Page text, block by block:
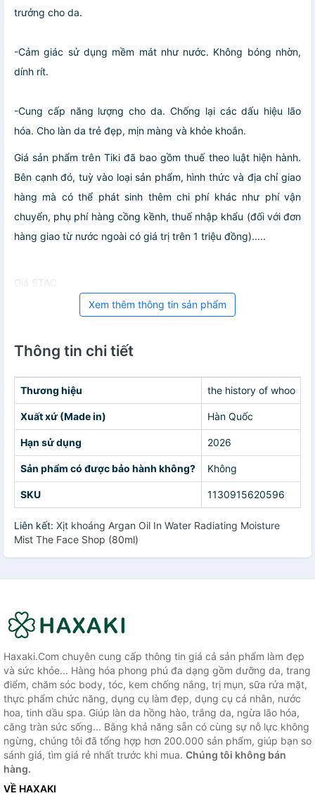
trưởng cho da.
-Cảm giác sử dụng mềm mát như nước. Không bóng nhờn,
dính rít.
-Cung cấp năng lượng cho da. Chống lại các dấu hiệu lão
hóa. Cho làn da trẻ đẹp, mịn màng và khỏe khoắn.
Giá sản phẩm trên Tiki đã bao gồm thuế theo luật hiện hành.
Bên cạnh đó, tuỳ vào loại sản phẩm, hình thức và địa chỉ giao
hàng mà có thể phát sinh thêm chi phí khác như phí vận
chuyển, phụ phí hàng cồng kềnh, thuế nhập khẩu (đối với đơn
hàng giao từ nước ngoài có giá trị trên 1 triệu đồng).....
Giá STAC
Xem thêm thông tin sản phẩm
Thông tin chi tiết
Thương hiệu the history of whoo
Xuất xứ (Made in) Hàn Quốc
Hạn sử dụng 2026
Sản phẩm có được bảo hành không? Không
SKU 1130915620596
Liên kết: Xịt khoáng Argan Oil In Water Radiating Moisture
Mist The Face Shop (80ml)
Haxaki.Com chuyên cung cấp thông tin giá cả sản phẩm làm đẹp
và sức khỏe... Hàng hóa phong phú đa dạng gồm dưỡng da, trang
điểm, chăm sóc body, tóc, kem chống nắng, trị mụn, sữa rửa mặt,
thực phẩm chức năng, dụng cụ làm đẹp, dụng cụ cá nhân, nước
hoa, tinh dầu spa. Giúp làn da hồng hào, trắng da, ngừa lão hóa,
căng tràn sức sống... Bằng khả năng sẵn có cùng sự nỗ lực không
ngừng, chúng tôi đã tổng hợp hơn 200.000 sản phẩm, giúp bạn so
sánh giá, tìm giá rẻ nhất trước khi mua. Chúng tôi không bán
hàng.
VỀ HAXAKI